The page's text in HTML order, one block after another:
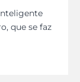
que se faz